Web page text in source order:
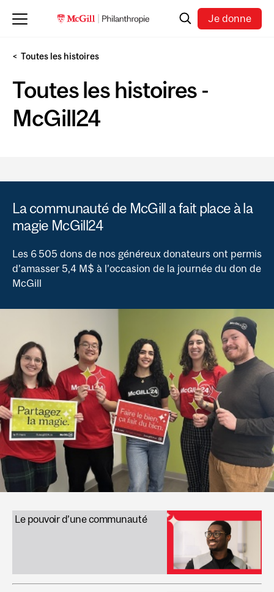
RechercheJe donne
Toutes les histoires
Toutes les histoires -
McGill24
La communauté de McGill a fait place à la
magie McGill24
Les 6 505 dons de nos généreux donateurs ont permis
d’amasser 5,4 M$ à l’occasion de la journée du don de
McGill
Le pouvoir d’une communauté